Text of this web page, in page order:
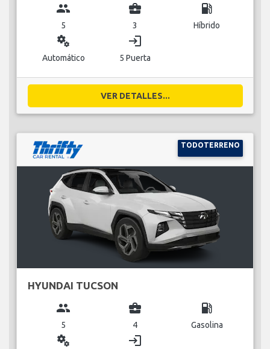
group
5
business_center
3
local_gas_station
Híbrido
miscellaneous_services
Automático
login
5 Puerta
VER DETALLES...
TODOTERRENO
HYUNDAI TUCSON
group
5
business_center
4
local_gas_station
Gasolina
miscellaneous_services login